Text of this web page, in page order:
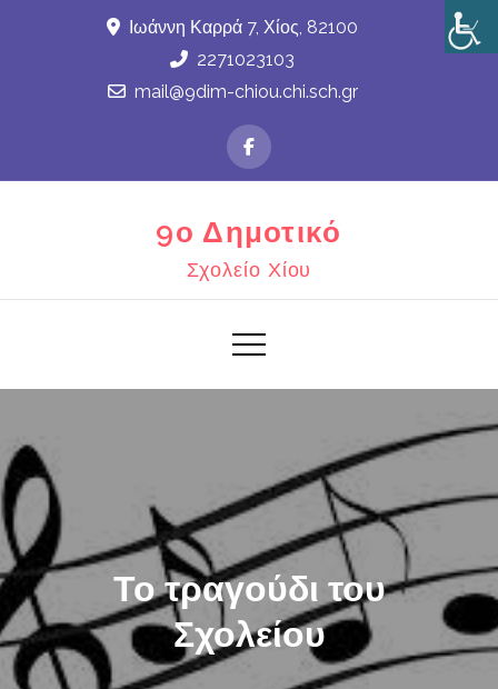
Ιωάννη Καρρά 7, Χίος, 82100
2271023103
mail@9dim-chiou.chi.sch.gr
9ο Δημοτικό
Σχολείο Χίου
Το τραγούδι του
Σχολείου